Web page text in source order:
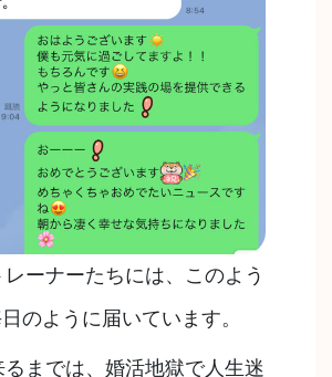
レーナーたちには、このよう
のように届いています。
るまでは、婚活地獄で人生迷